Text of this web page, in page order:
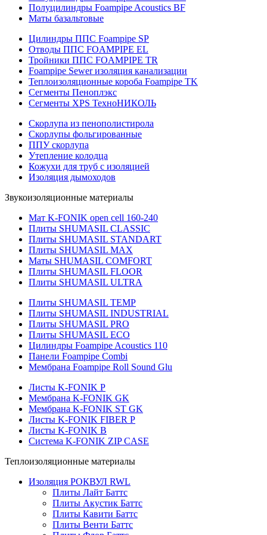
Полуцилиндры Foampipe Acoustics BF
Маты базальтовые
Цилиндры ППС Foampipe SP
Отводы ППС FOAMPIPE EL
Тройники ППС FOAMPIPE TR
Foampipe Sewer изоляция канализации
Теплоизоляционные короба Foampipe TK
Сегменты Пеноплэкс
Сегменты XPS ТехноНИКОЛЬ
Скорлупа из пенополистирола
Скорлупы фольгированные
ППУ скорлупа
Утепление колодца
Кожухи для труб с изоляцией
Изоляция дымоходов
Звукоизоляционные материалы
Мат K-FONIK open cell 160-240
Плиты SHUMASIL CLASSIC
Плиты SHUMASIL STANDART
Плиты SHUMASIL MAX
Маты SHUMASIL COMFORT
Плиты SHUMASIL FLOOR
Плиты SHUMASIL ULTRA
Плиты SHUMASIL TEMP
Плиты SHUMASIL INDUSTRIAL
Плиты SHUMASIL PRO
Плиты SHUMASIL ECO
Цилиндры Foampipe Acoustics 110
Панели Foampipe Combi
Мембрана Foampipe Roll Sound Glu
Листы K-FONIK P
Мембрана K-FONIK GK
Мембрана K-FONIK ST GK
Листы K-FONIK FIBER P
Листы K-FONIK B
Система K-FONIK ZIP CASE
Теплоизоляционные материалы
Изоляция РОКВУЛ RWL
Плиты Лайт Баттс
Плиты Акустик Баттс
Плиты Кавити Баттс
Плиты Венти Баттс